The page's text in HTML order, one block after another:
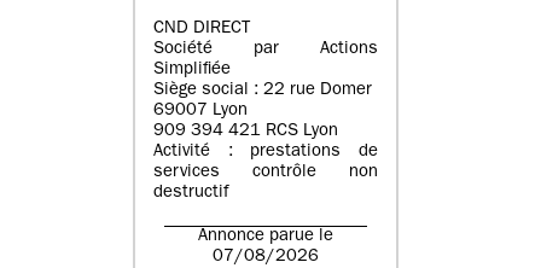
CND DIRECT
Société par Actions
Simplifiée
Siège social : 22 rue Domer
69007 Lyon
909 394 421 RCS Lyon
Activité : prestations de
services contrôle non
destructif
Annonce parue le
07/08/2026